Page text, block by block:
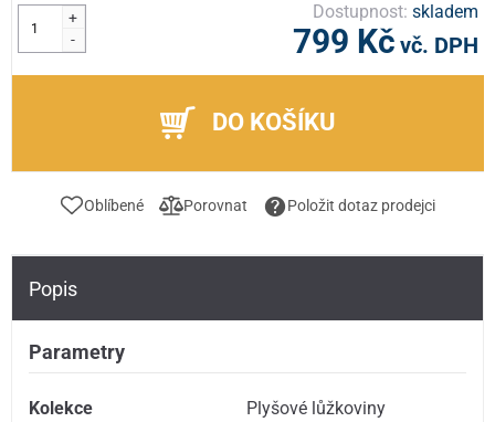
+
-
Dostupnost:skladem
799 Kč vč. DPH
DO KOŠÍKU
Oblíbené Porovnat Položit dotaz prodejci
Popis
Parametry
Kolekce
Plyšové lůžkoviny